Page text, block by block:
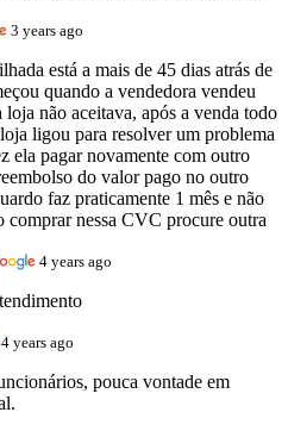
3 years ago
está a mais de 45 dias atrás de
quando a vendedora vendeu
não aceitava, após a venda todo
ligou para resolver um problema
ela pagar novamente com outro
do valor pago no outro
faz praticamente 1 mês e não
comprar nessa CVC procure outra
4 years ago
4 years ago
pouca vontade em